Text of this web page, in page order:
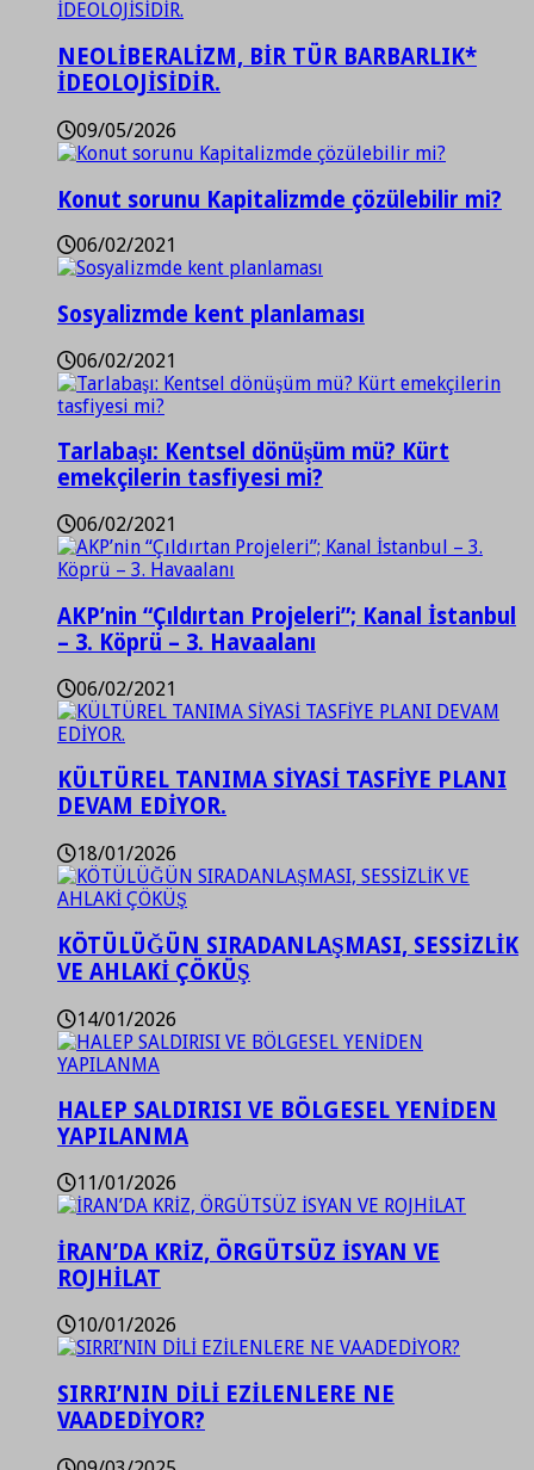
NEOLİBERALİZM, BİR TÜR BARBARLIK*
İDEOLOJİSİDİR.
09/05/2026
Konut sorunu Kapitalizmde çözülebilir mi?
06/02/2021
Sosyalizmde kent planlaması
06/02/2021
Tarlabaşı: Kentsel dönüşüm mü? Kürt
emekçilerin tasfiyesi mi?
06/02/2021
AKP’nin “Çıldırtan Projeleri”; Kanal İstanbul
– 3. Köprü – 3. Havaalanı
06/02/2021
KÜLTÜREL TANIMA SİYASİ TASFİYE PLANI
DEVAM EDİYOR.
18/01/2026
KÖTÜLÜĞÜN SIRADANLAŞMASI, SESSİZLİK
VE AHLAKİ ÇÖKÜŞ
14/01/2026
HALEP SALDIRISI VE BÖLGESEL YENİDEN
YAPILANMA
11/01/2026
İRAN’DA KRİZ, ÖRGÜTSÜZ İSYAN VE
ROJHİLAT
10/01/2026
SIRRI’NIN DİLİ EZİLENLERE NE
VAADEDİYOR?